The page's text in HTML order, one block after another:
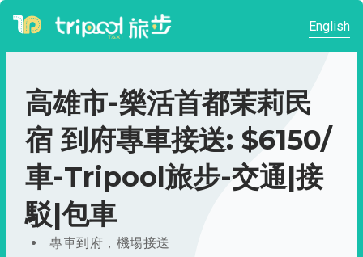
English
高雄市-樂活首都茉莉民
宿 到府專車接送: $6150/
車-Tripool旅步-交通|接
駁|包車
專車到府，機場接送